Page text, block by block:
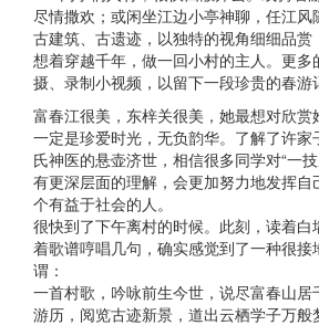
尽情撒欢；或闲坐江边小亭神聊，任江风
古建筑、古遗迹，以独特的视角细细品
想着穿越千年，做一回小村的主人。更多
摄、录制小视频，以留下一段珍贵的春游
富春江很美，东梓关很美，她最想对欣赏
一定是珍爱时光，无负韵华。了解了许
氏神医的悬壶济世，相信很多同学对“一
有更深层面的理解，会更加努力地发挥
个有益于社会的人。
很快到了下午离村的时候。此刻，读着
着歌谱哼唱几句，确实感觉到了一种很接
谓：
一首村歌，吟咏前生今世，说尽富春山居
游历，阅览古迹新景，道出云栖学子万般